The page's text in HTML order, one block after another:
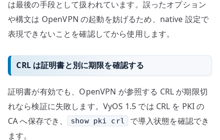
は最後の手段として扱われています。誤ったオプション
や構文は OpenVPN の起動を妨げるため、native 設定で
表現できないことを確認してから使用します。
CRL は証明書と別に期限を確認する
証明書が有効でも、OpenVPN が参照する CRL が期限切
れなら検証に失敗します。VyOS 1.5 では CRL を PKI の
CA へ保存でき、
show pki crl
で導入状態を確認でき
ます。